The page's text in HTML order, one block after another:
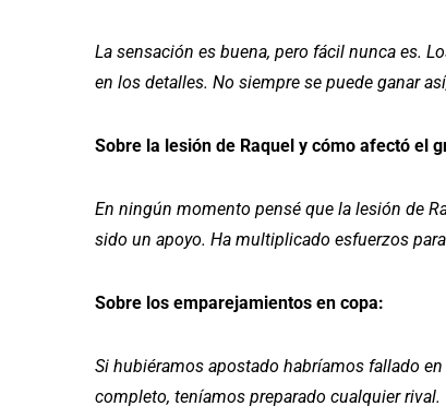
La sensación es buena, pero fácil nunca es.
en los detalles. No siempre se puede ganar
Sobre la lesión de Raquel y cómo afectó el
En ningún momento pensé que la lesión de
sido un apoyo. Ha multiplicado esfuerzos
Sobre los emparejamientos en copa:
Si hubiéramos apostado habríamos fallado
completo, teníamos preparado cualquier rival.